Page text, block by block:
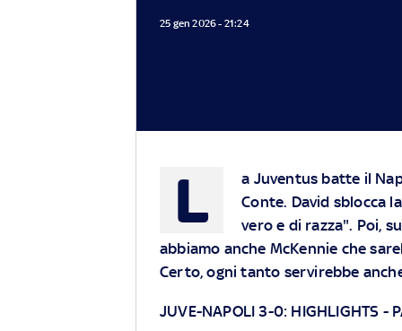
25 gen 2026 - 21:24
L
a Juventus batte il
Conte. David sblocca
vero e di razza". Poi,
abbiamo anche McKennie che
Certo, ogni tanto servirebbe
JUVE-NAPOLI 3-0: HIGHLIGHTS -